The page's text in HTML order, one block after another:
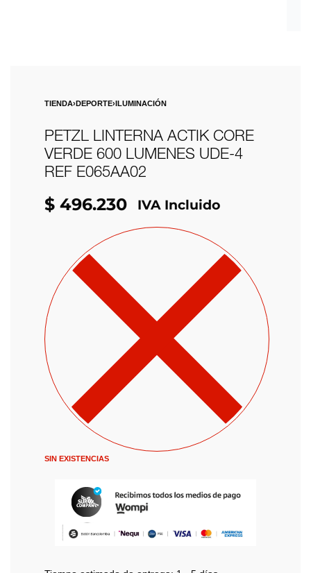
TIENDA›DEPORTE›ILUMINACIÓN
PETZL LINTERNA ACTIK CORE
VERDE 600 LUMENES UDE-4
REF E065AA02
$ 496.230 IVA Incluido
SIN EXISTENCIAS